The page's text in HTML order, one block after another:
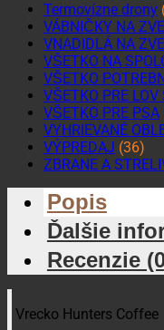
Termovízne drony
VÁBNIČKY NA
VNADIDLÁ NA
VŠETKO NA
VŠETKO
VŠETKO PRE LOV
VŠETKO PRE PSA
VYHRIEVANÉ
VÝPREDAJ (36)
ZBRANE A
Popis
Ďalšie
Recenzie
Vrecko Hunters Coffee